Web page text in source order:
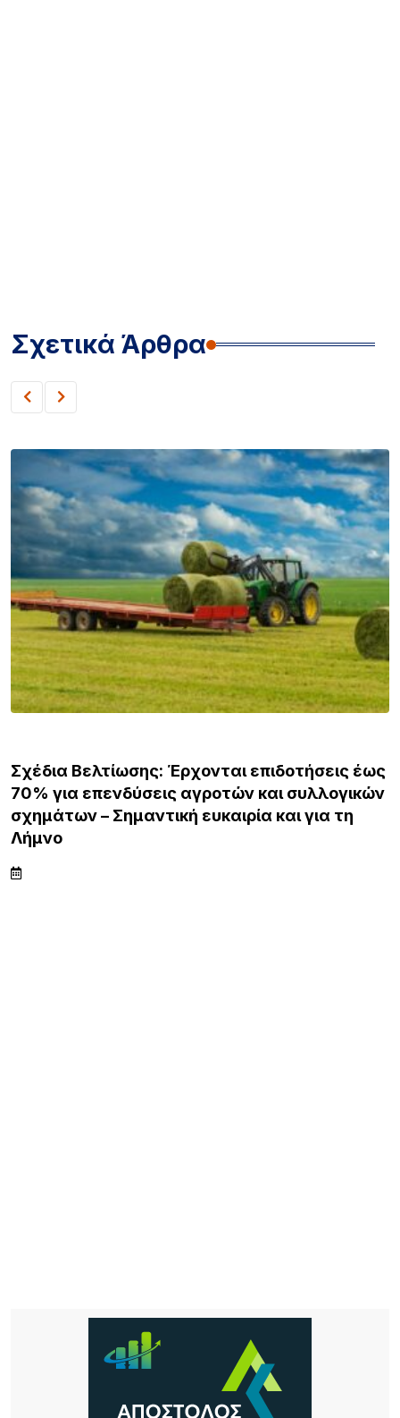
Σχετικά Άρθρα
Σχέδια Βελτίωσης: Έρχονται επιδοτήσεις έως
70% για επενδύσεις αγροτών και συλλογικών
σχημάτων – Σημαντική ευκαιρία και για τη
Λήμνο